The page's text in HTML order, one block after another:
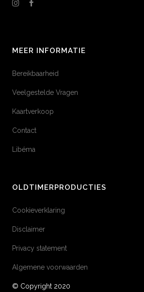
MEER INFORMATIE
Bereikbaarheid
Veelgestelde Vragen
Kaartverkoop
Contact
Libéma
OLDTIMERPRODUCTIES
Cookieverklaring
Disclaimer
Privacy statement
Algemene voorwaarden
© Copyright 2020